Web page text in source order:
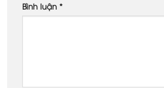
Bình luận *